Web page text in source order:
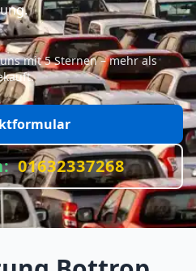
mit 5 Sternen – mehr als
01632337268